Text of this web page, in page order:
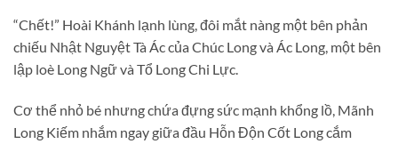
“Chết!” Hoài Khánh lạnh lùng, đôi mắt nàng một bên phản
chiếu Nhật Nguyệt Tà Ác của Chúc Long và Ác Long, một bên
lập loè Long Ngữ và Tổ Long Chi Lực.
Cơ thể nhỏ bé nhưng chứa đựng sức mạnh khổng lồ, Mãnh
Long Kiếm nhắm ngay giữa đầu Hỗn Độn Cốt Long cắm